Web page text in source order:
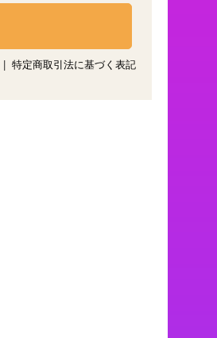
特定商取引法に基づく表記